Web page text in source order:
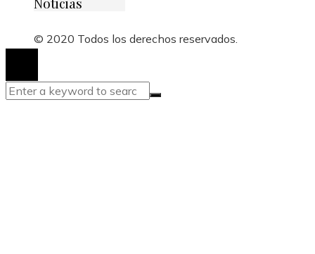
© 2020 Todos los derechos reservados.